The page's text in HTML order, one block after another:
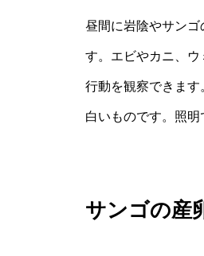
昼間に岩陰やサン
す。エビやカニ、
行動を観察できま
白いものです。照
サンゴの産